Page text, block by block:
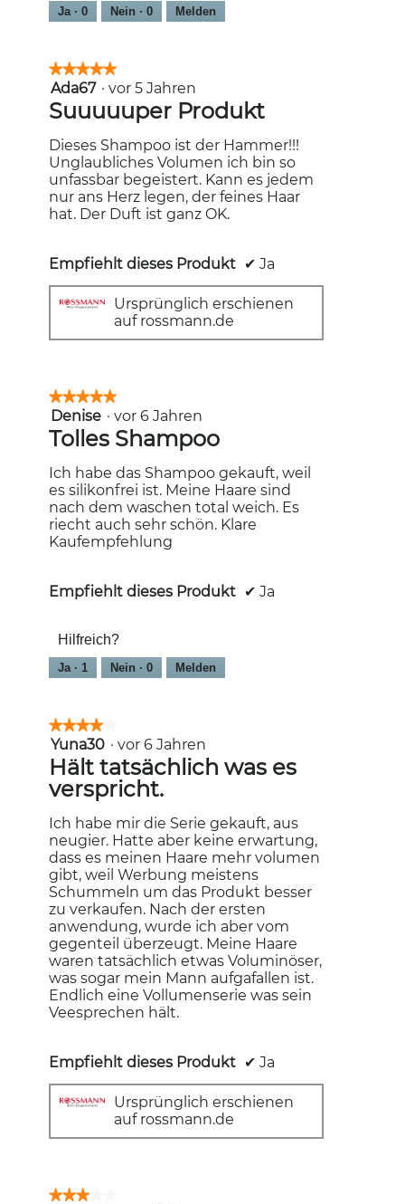
Ja · 0 Nein · 0 Melden
★★★★★
★★★★★
5
von
5
Sternen.
Ada67 · vor 5 Jahren
Suuuuuper Produkt
Dieses Shampoo ist der Hammer!!!
Unglaubliches Volumen ich bin so
unfassbar begeistert. Kann es jedem
nur ans Herz legen, der feines Haar
hat. Der Duft ist ganz OK.
Empfiehlt dieses Produkt ✔ Ja
Ursprünglich erschienen
auf rossmann.de
★★★★★
★★★★★
5
von
5
Sternen.
Denise · vor 6 Jahren
Tolles Shampoo
Ich habe das Shampoo gekauft, weil
es silikonfrei ist. Meine Haare sind
nach dem waschen total weich. Es
riecht auch sehr schön. Klare
Kaufempfehlung
Empfiehlt dieses Produkt ✔ Ja
Hilfreich?
Ja · 1 Nein · 0 Melden
★★★★★
★★★★★
4
von
5
Sternen.
Yuna30 · vor 6 Jahren
Hält tatsächlich was es
verspricht.
Ich habe mir die Serie gekauft, aus
neugier. Hatte aber keine erwartung,
dass es meinen Haare mehr volumen
gibt, weil Werbung meistens
Schummeln um das Produkt besser
zu verkaufen. Nach der ersten
anwendung, wurde ich aber vom
gegenteil überzeugt. Meine Haare
waren tatsächlich etwas Voluminöser,
was sogar mein Mann aufgafallen ist.
Endlich eine Vollumenserie was sein
Veesprechen hält.
Empfiehlt dieses Produkt ✔ Ja
Ursprünglich erschienen
auf rossmann.de
★★★★★
★★★★★